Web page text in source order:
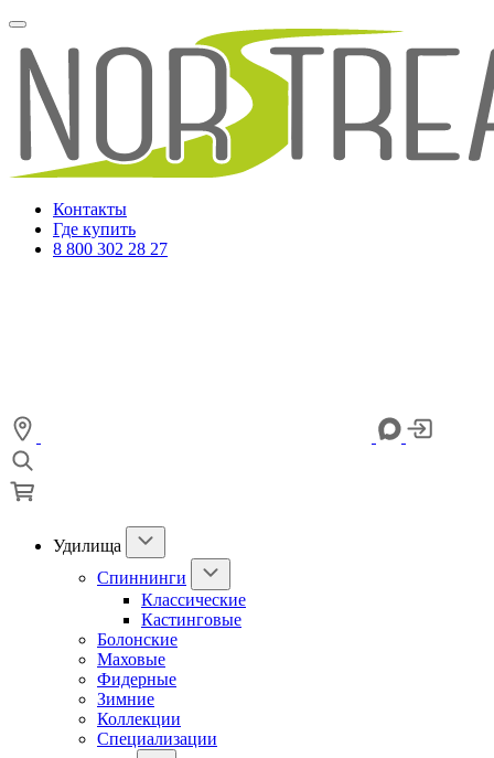
Контакты
Где купить
8 800 302 28 27
Удилища
Спиннинги
Классические
Кастинговые
Болонские
Маховые
Фидерные
Зимние
Коллекции
Специализации